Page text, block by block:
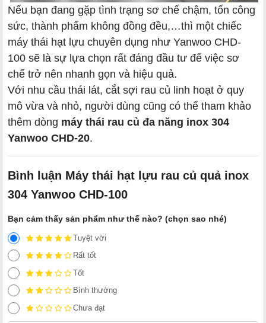
Nếu bạn đang gặp tình trạng sơ chế chậm, tốn công
sức, thành phẩm không đồng đều,…thì một chiếc
máy thái hạt lựu chuyên dụng như Yanwoo CHD-
100 sẽ là sự lựa chọn rất đáng đầu tư để việc sơ
chế trở nên nhanh gọn và hiệu quả.
Với nhu cầu thái lát, cắt sợi rau củ linh hoạt ở quy
mô vừa và nhỏ, người dùng cũng có thể tham khảo
thêm dòng máy thái rau củ đa năng inox 304
Yanwoo CHD-20.
Bình luận Máy thái hạt lựu rau củ quả inox
304 Yanwoo CHD-100
Bạn cảm thấy sản phẩm như thế nào? (chọn sao nhé)
Tuyệt vời
Rất tốt
Tốt
Bình thường
Chưa đạt